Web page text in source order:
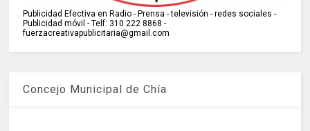
Publicidad Efectiva en Radio - Prensa - televisión - redes sociales -
Publicidad móvil - Telf: 310 222 8868 -
fuerzacreativapublicitaria@gmail.com
Concejo Municipal de Chía